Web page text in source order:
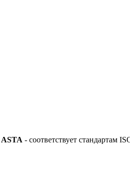
ASTA - соответствует стандартам